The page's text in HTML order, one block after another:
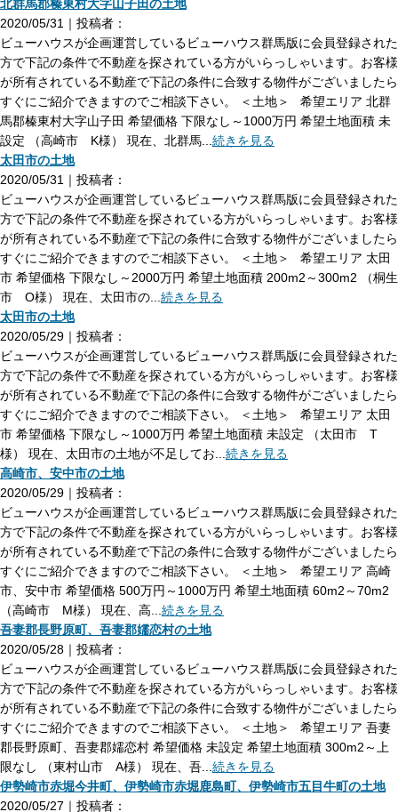
北群馬郡榛東村大字山子田の土地
2020/05/31｜投稿者：
ビューハウスが企画運営しているビューハウス群馬版に会員登録された
方で下記の条件で不動産を探されている方がいらっしゃいます。お客様
が所有されている不動産で下記の条件に合致する物件がございましたら
すぐにご紹介できますのでご相談下さい。 ＜土地＞ 希望エリア 北群
馬郡榛東村大字山子田 希望価格 下限なし～1000万円 希望土地面積 未
設定 （高崎市 K様） 現在、北群馬... 続きを見る
太田市の土地
2020/05/31｜投稿者：
ビューハウスが企画運営しているビューハウス群馬版に会員登録された
方で下記の条件で不動産を探されている方がいらっしゃいます。お客様
が所有されている不動産で下記の条件に合致する物件がございましたら
すぐにご紹介できますのでご相談下さい。 ＜土地＞ 希望エリア 太田
市 希望価格 下限なし～2000万円 希望土地面積 200m2～300m2 （桐生
市 O様） 現在、太田市の... 続きを見る
太田市の土地
2020/05/29｜投稿者：
ビューハウスが企画運営しているビューハウス群馬版に会員登録された
方で下記の条件で不動産を探されている方がいらっしゃいます。お客様
が所有されている不動産で下記の条件に合致する物件がございましたら
すぐにご紹介できますのでご相談下さい。 ＜土地＞ 希望エリア 太田
市 希望価格 下限なし～1000万円 希望土地面積 未設定 （太田市 T
様） 現在、太田市の土地が不足してお... 続きを見る
高崎市、安中市の土地
2020/05/29｜投稿者：
ビューハウスが企画運営しているビューハウス群馬版に会員登録された
方で下記の条件で不動産を探されている方がいらっしゃいます。お客様
が所有されている不動産で下記の条件に合致する物件がございましたら
すぐにご紹介できますのでご相談下さい。 ＜土地＞ 希望エリア 高崎
市、安中市 希望価格 500万円～1000万円 希望土地面積 60m2～70m2
（高崎市 M様） 現在、高... 続きを見る
吾妻郡長野原町、吾妻郡嬬恋村の土地
2020/05/28｜投稿者：
ビューハウスが企画運営しているビューハウス群馬版に会員登録された
方で下記の条件で不動産を探されている方がいらっしゃいます。お客様
が所有されている不動産で下記の条件に合致する物件がございましたら
すぐにご紹介できますのでご相談下さい。 ＜土地＞ 希望エリア 吾妻
郡長野原町、吾妻郡嬬恋村 希望価格 未設定 希望土地面積 300m2～上
限なし （東村山市 A様） 現在、吾... 続きを見る
伊勢崎市赤堀今井町、伊勢崎市赤堀鹿島町、伊勢崎市五目牛町の土地
2020/05/27｜投稿者：